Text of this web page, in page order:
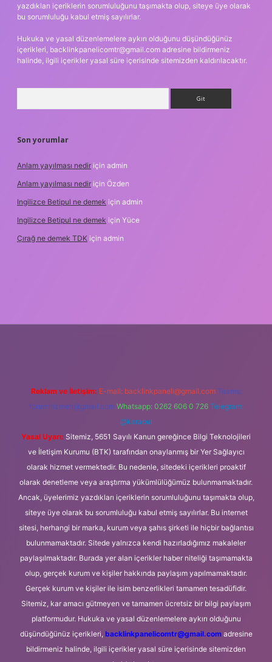
yazdıkları içeriklerin sorumluluğunu taşımakta olup, siteye üye olarak
bu sorumluluğu kabul etmiş sayılırlar.
Hukuka ve yasal düzenlemelere aykırı olduğunu düşündüğünüz
içerikleri, backlinkpanelicomtr@gmail.com adresine bildirmeniz
halinde, ilgili içerikler yasal süre içerisinde sitemizden kaldırılacaktır.
Son yorumlar
Anlam yayılması nedir için admin
Anlam yayılması nedir için Özden
Ingilizce Betipul ne demek için admin
Ingilizce Betipul ne demek için Yüce
Çırağ ne demek TDK için admin
Reklam ve İletişim: E-mail: backlinkpaneli@gmail.com Teams:
forumhizmeti@gmail.com Whatsapp: 0262 606 0 726 Telegram:
@karabul
Yasal Uyarı: Sitemiz, 5651 Sayılı Kanun gereğince Bilgi Teknolojileri
ve İletişim Kurumu (BTK) tarafından onaylanmış bir Yer Sağlayıcı
olarak hizmet vermektedir. Bu nedenle, sitedeki içerikleri proaktif
olarak denetleme veya araştırma yükümlülüğümüz bulunmamaktadır.
Ancak, üyelerimiz yazdıkları içeriklerin sorumluluğunu taşımakta olup,
siteye üye olarak bu sorumluluğu kabul etmiş sayılırlar. Bu internet
sitesi, herhangi bir marka, kurum veya şahıs şirketi ile hiçbir bağlantısı
bulunmamaktadır. Sitede yalnızca kendi hazırladığımız makaleler
paylaşılmaktadır. Burada yer alan içerikler haber niteliği taşımamakta
olup, gerçek kurum ve kişiler hakkında paylaşım yapılmamaktadır.
Gerçek kurum ve kişiler ile isim benzerlikleri tamamen tesadüfidir.
Sitemiz, kar amacı gütmeyen ve tamamen ücretsiz bir bilgi paylaşım
platformudur. Hukuka ve yasal düzenlemelere aykırı olduğunu
düşündüğünüz içerikleri, backlinkpanelicomtr@gmail.comadresine
bildirmeniz halinde, ilgili içerikler yasal süre içerisinde sitemizden